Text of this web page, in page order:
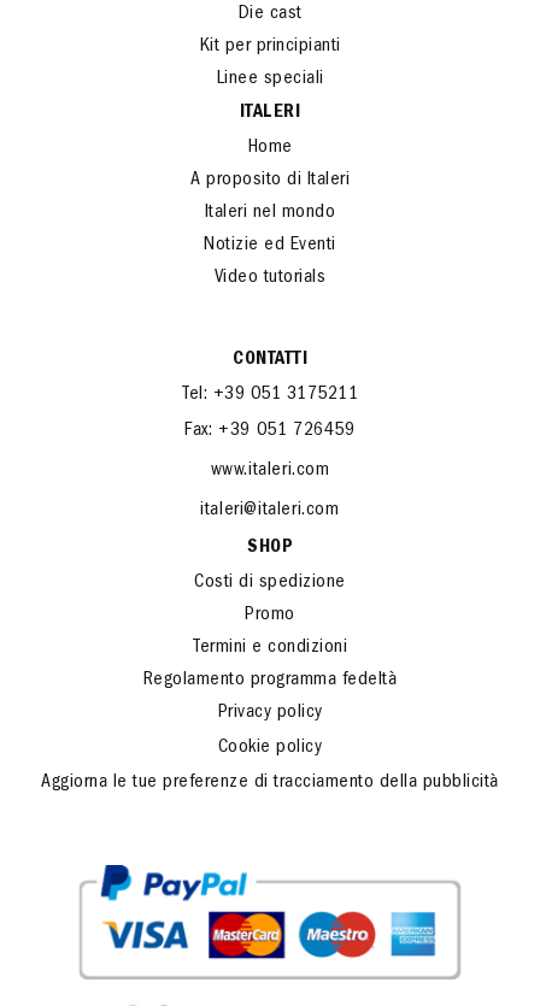
Die cast
Kit per principianti
Linee speciali
ITALERI
Home
A proposito di Italeri
Italeri nel mondo
Notizie ed Eventi
Video tutorials
CONTATTI
Tel: +39 051 3175211
Fax: +39 051 726459
www.italeri.com
italeri@italeri.com
SHOP
Costi di spedizione
Promo
Termini e condizioni
Regolamento programma fedeltà
Privacy policy
Cookie policy
Aggiorna le tue preferenze di tracciamento della pubblicità